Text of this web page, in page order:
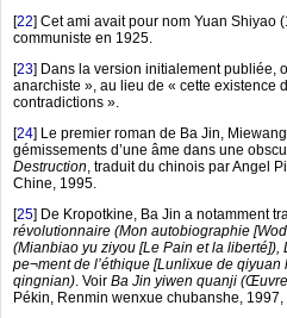
[22] Cet ami avait pour nom Yuan Shiyao
communiste en 1925.
[23] Dans la version initialement publiée,
anarchiste », au lieu de « cette existence
contradictions ».
[24] Le premier roman de Ba Jin,
gémissements d’une âme dans une
Destruction, traduit du chinois par Angel
Chine, 1995.
[25] De Kropotkine, Ba Jin a notamment
révolutionnaire (Mon autobiographie
(Mianbiao yu ziyou [Le Pain et la liberté]),
pe¬ment de l’éthique [Lunlixue de qiyuan
qingnian). Voir Ba Jin yiwen quanji
Pékin, Renmin wenxue chubanshe, 1997,